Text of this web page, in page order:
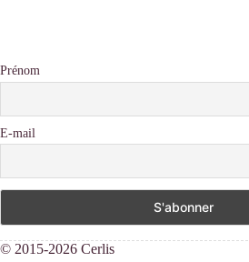
Prénom
E-mail
© 2015-2026 Cerlis